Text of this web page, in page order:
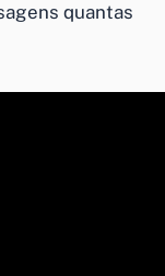
quantas